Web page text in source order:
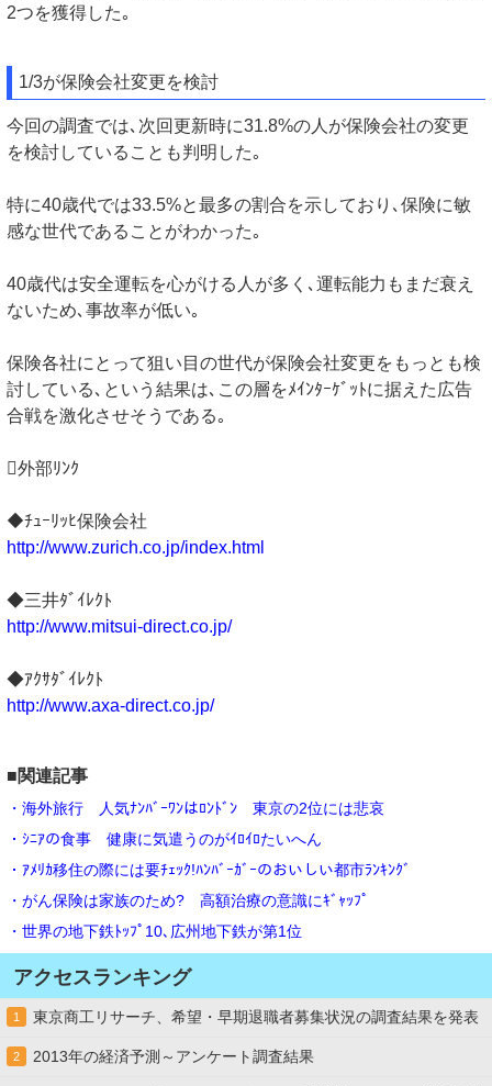
2つを獲得した｡
1/3が保険会社変更を検討
今回の調査では､次回更新時に31.8%の人が保険会社の変更
を検討していることも判明した｡
特に40歳代では33.5%と最多の割合を示しており､保険に敏
感な世代であることがわかった｡
40歳代は安全運転を心がける人が多く､運転能力もまだ衰え
ないため､事故率が低い｡
保険各社にとって狙い目の世代が保険会社変更をもっとも検
討している､という結果は､この層をﾒｲﾝﾀｰｹﾞｯﾄに据えた広告
合戦を激化させそうである｡
外部ﾘﾝｸ
◆ﾁｭｰﾘｯﾋ保険会社
http://www.zurich.co.jp/index.html
◆三井ﾀﾞｲﾚｸﾄ
http://www.mitsui-direct.co.jp/
◆ｱｸｻﾀﾞｲﾚｸﾄ
http://www.axa-direct.co.jp/
■関連記事
・海外旅行 人気ﾅﾝﾊﾞｰﾜﾝはﾛﾝﾄﾞﾝ 東京の2位には悲哀
・ｼﾆｱの食事 健康に気遣うのがｲﾛｲﾛたいへん
・ｱﾒﾘｶ移住の際には要ﾁｪｯｸ!ﾊﾝﾊﾞｰｶﾞｰのおいしい都市ﾗﾝｷﾝｸﾞ
・がん保険は家族のため? 高額治療の意識にｷﾞｬｯﾌﾟ
・世界の地下鉄ﾄｯﾌﾟ10､広州地下鉄が第1位
アクセスランキング
1 東京商工リサーチ、希望・早期退職者募集状況の調査結果を発表
2 2013年の経済予測～アンケート調査結果